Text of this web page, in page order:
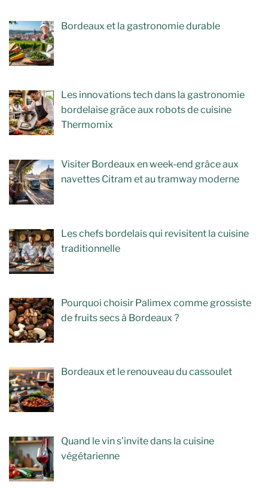
Bordeaux et la gastronomie durable
Les innovations tech dans la gastronomie
bordelaise grâce aux robots de cuisine
Thermomix
Visiter Bordeaux en week-end grâce aux
navettes Citram et au tramway moderne
Les chefs bordelais qui revisitent la cuisine
traditionnelle
Pourquoi choisir Palimex comme grossiste
de fruits secs à Bordeaux ?
Bordeaux et le renouveau du cassoulet
Quand le vin s’invite dans la cuisine
végétarienne